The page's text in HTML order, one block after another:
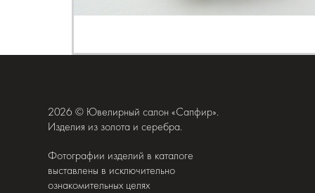
2026 © Ювелирный салон «Сапфир».
Изделия из золота и серебра.
Фотографии изделий в каталоге
выставлены в исключительно
ознакомительных целях